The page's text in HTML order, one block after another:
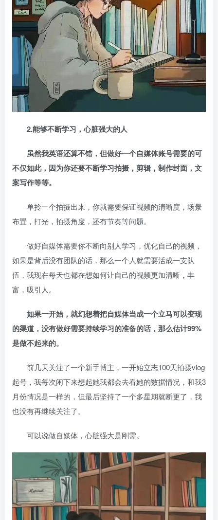
2.能够不断学习，心脏强大的人
虽然我英语还算不错，但做好一个自媒体账号需要的可
不仅如此，因为你还要不断学习拍摄，剪辑，制作封面，文
案写作等等。
单拎一个拍摄出来，你就需要保证视频的清晰度，场景
布置，打光，拍摄角度，还有节奏等问题。
做好自媒体需要你不断向别人学习，优化自己的视频，
如果是背后没有团队的话，那么一个人就需要活成一支队
伍 ，我现在每天也都在想如何让自己的视频更加清晰，丰
富，吸引人。
如果一开始，就幻想着把自媒体当成一个立马可以变现
的渠道，没有做好需要持续学习的准备的话，那么估计99%
是做不起来的。
前几天关注了一个新手博主，一开始立志100天拍摄vlog
起号，我每次闲下来想起她我都会去看她的数据情况，和我3
月份情况是一样的，但最后坚持了一个多星期就断更了，我
也没有再继续关注了。
可以说做自媒体，心脏强大是刚需。